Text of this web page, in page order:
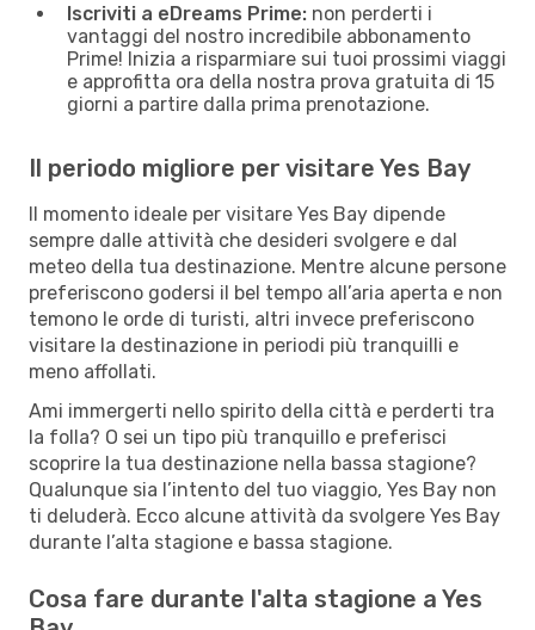
Iscriviti a eDreams Prime: non perderti i
vantaggi del nostro incredibile abbonamento
Prime! Inizia a risparmiare sui tuoi prossimi viaggi
e approfitta ora della nostra prova gratuita di 15
giorni a partire dalla prima prenotazione.
Il periodo migliore per visitare Yes Bay
Il momento ideale per visitare Yes Bay dipende
sempre dalle attività che desideri svolgere e dal
meteo della tua destinazione. Mentre alcune persone
preferiscono godersi il bel tempo all’aria aperta e non
temono le orde di turisti, altri invece preferiscono
visitare la destinazione in periodi più tranquilli e
meno affollati.
Ami immergerti nello spirito della città e perderti tra
la folla? O sei un tipo più tranquillo e preferisci
scoprire la tua destinazione nella bassa stagione?
Qualunque sia l’intento del tuo viaggio, Yes Bay non
ti deluderà. Ecco alcune attività da svolgere Yes Bay
durante l’alta stagione e bassa stagione.
Cosa fare durante l'alta stagione a Yes